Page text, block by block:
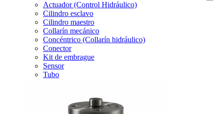
Actuador (Control Hidráulico)
Cilindro esclavo
Cilindro maestro
Collarín mecánico
Concéntrico (Collarín hidráulico)
Conector
Kit de embrague
Sensor
Tubo